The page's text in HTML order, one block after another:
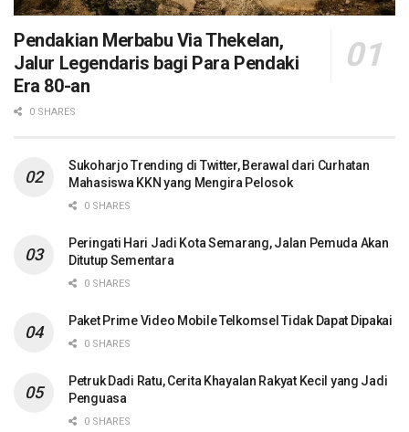
Pendakian Merbabu Via Thekelan,
Jalur Legendaris bagi Para Pendaki
Era 80-an
0 SHARES
Sukoharjo Trending di Twitter, Berawal dari Curhatan
Mahasiswa KKN yang Mengira Pelosok
0 SHARES
Peringati Hari Jadi Kota Semarang, Jalan Pemuda Akan
Ditutup Sementara
0 SHARES
Paket Prime Video Mobile Telkomsel Tidak Dapat Dipakai
0 SHARES
Petruk Dadi Ratu, Cerita Khayalan Rakyat Kecil yang Jadi
Penguasa
0 SHARES